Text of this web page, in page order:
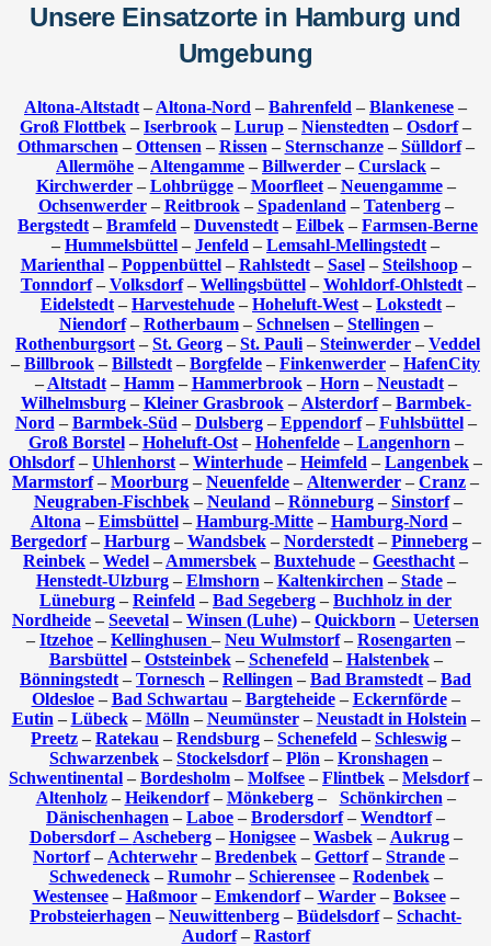
Unsere Einsatzorte in Hamburg und
Umgebung
Altona-Altstadt – Altona-Nord – Bahrenfeld – Blankenese –
Groß Flottbek – Iserbrook – Lurup – Nienstedten – Osdorf–
Othmarschen – Ottensen – Rissen – Sternschanze– Sülldorf–
Allermöhe – Altengamme – Billwerder – Curslack –
Kirchwerder– Lohbrügge– Moorfleet– Neuengamme–
Ochsenwerder– Reitbrook– Spadenland – Tatenberg–
Bergstedt – Bramfeld – Duvenstedt – Eilbek – Farmsen-Berne
– Hummelsbüttel – Jenfeld – Lemsahl-Mellingstedt –
Marienthal– Poppenbüttel– Rahlstedt– Sasel– Steilshoop–
Tonndorf– Volksdorf– Wellingsbüttel– Wohldorf-Ohlstedt–
Eidelstedt – Harvestehude – Hoheluft-West – Lokstedt –
Niendorf– Rotherbaum– Schnelsen – Stellingen –
Rothenburgsort – St. Georg – St. Pauli – Steinwerder – Veddel
– Billbrook – Billstedt – Borgfelde – Finkenwerder – HafenCity
– Altstadt– Hamm– Hammerbrook– Horn – Neustadt–
Wilhelmsburg– Kleiner Grasbrook– Alsterdorf– Barmbek-
Nord – Barmbek-Süd – Dulsberg– Eppendorf– Fuhlsbüttel–
Groß Borstel– Hoheluft-Ost– Hohenfelde– Langenhorn –
Ohlsdorf– Uhlenhorst – Winterhude – Heimfeld – Langenbek –
Marmstorf– Moorburg – Neuenfelde – Altenwerder – Cranz –
Neugraben-Fischbek– Neuland – Rönneburg– Sinstorf–
Altona – Eimsbüttel– Hamburg-Mitte– Hamburg-Nord –
Bergedorf– Harburg– Wandsbek– Norderstedt– Pinneberg–
Reinbek – Wedel – Ammersbek – Buxtehude – Geesthacht –
Henstedt-Ulzburg– Elmshorn – Kaltenkirchen – Stade–
Lüneburg – Reinfeld – Bad Segeberg – Buchholz in der
Nordheide – Seevetal – Winsen (Luhe) – Quickborn – Uetersen
– Itzehoe – Kellinghusen – Neu Wulmstorf– Rosengarten –
Barsbüttel– Oststeinbek– Schenefeld – Halstenbek–
Bönningstedt – Tornesch – Rellingen – Bad Bramstedt – Bad
Oldesloe– Bad Schwartau – Bargteheide– Eckernförde–
Eutin – Lübeck– Mölln – Neumünster– Neustadt in Holstein –
Preetz – Ratekau – Rendsburg – Schenefeld – Schleswig –
Schwarzenbek – Stockelsdorf– Plön – Kronshagen –
Schwentinental – Bordesholm – Molfsee – Flintbek – Melsdorf–
Altenholz– Heikendorf– Mönkeberg– Schönkirchen –
Dänischenhagen – Laboe – Brodersdorf– Wendtorf–
Dobersdorf – Ascheberg– Honigsee– Wasbek– Aukrug–
Nortorf– Achterwehr – Bredenbek – Gettorf– Strande –
Schwedeneck– Rumohr– Schierensee– Rodenbek–
Westensee– Haßmoor– Emkendorf– Warder– Boksee–
Probsteierhagen – Neuwittenberg – Büdelsdorf– Schacht-
Audorf– Rastorf